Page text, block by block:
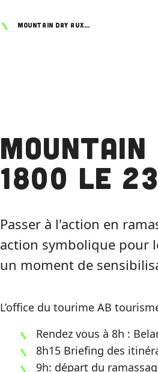
Mountain Day aux Arcs 1800 le 23/06
Mountain
1800 le
Passer à l'action en
action symbolique pour
un moment de
L’office du tourime AB
Rendez vous à 8h :
8h15 Briefing des
9h: départ du